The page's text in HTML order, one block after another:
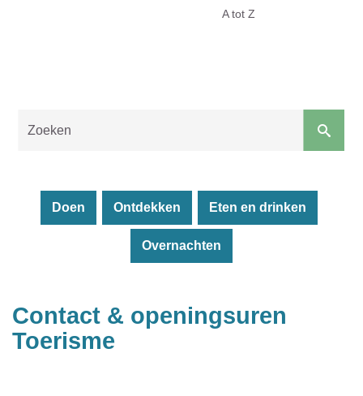
A tot Z
Doen Ontdekken Eten en drinken
Overnachten
Contact & openingsuren
Toerisme